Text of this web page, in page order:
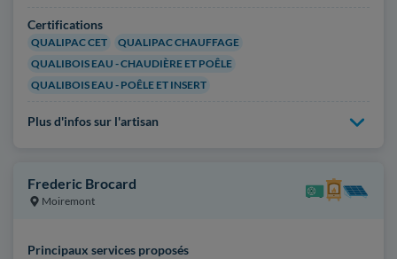
Certifications
QUALIPAC CET
QUALIPAC CHAUFFAGE
QUALIBOIS EAU - CHAUDIÈRE ET POÊLE
QUALIBOIS EAU - POÊLE ET INSERT
Plus d'infos sur l'artisan
Frederic Brocard
Moiremont
Principaux services proposés